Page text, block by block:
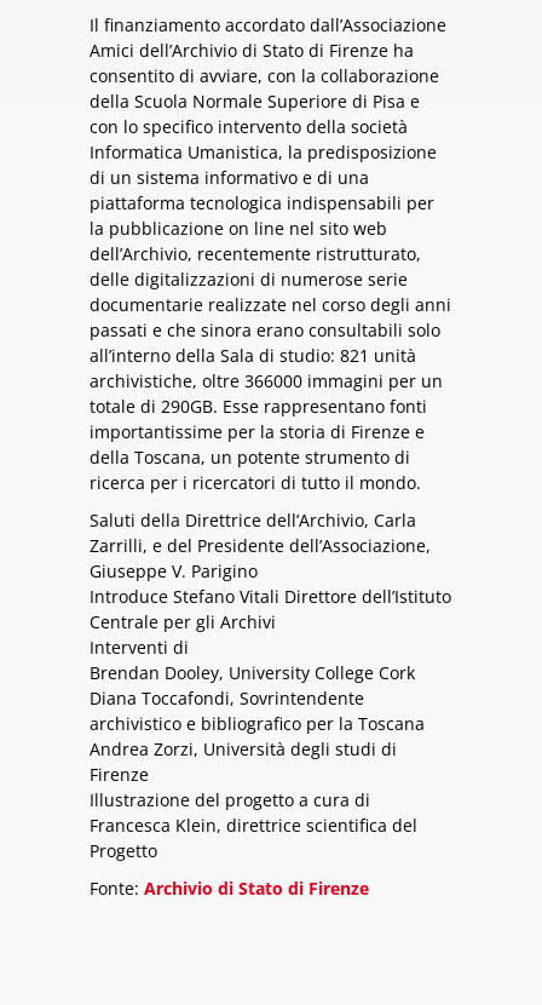
Il finanziamento accordato dall’Associazione
Amici dell’Archivio di Stato di Firenze ha
consentito di avviare, con la collaborazione
della Scuola Normale Superiore di Pisa e
con lo specifico intervento della società
Informatica Umanistica, la predisposizione
di un sistema informativo e di una
piattaforma tecnologica indispensabili per
la pubblicazione on line nel sito web
dell’Archivio, recentemente ristrutturato,
delle digitalizzazioni di numerose serie
documentarie realizzate nel corso degli anni
passati e che sinora erano consultabili solo
all’interno della Sala di studio: 821 unità
archivistiche, oltre 366000 immagini per un
totale di 290GB. Esse rappresentano fonti
importantissime per la storia di Firenze e
della Toscana, un potente strumento di
ricerca per i ricercatori di tutto il mondo.
Saluti della Direttrice dell’Archivio, Carla
Zarrilli, e del Presidente dell’Associazione,
Giuseppe V. Parigino
Introduce Stefano Vitali Direttore dell’Istituto
Centrale per gli Archivi
Interventi di
Brendan Dooley, University College Cork
Diana Toccafondi, Sovrintendente
archivistico e bibliografico per la Toscana
Andrea Zorzi, Università degli studi di
Firenze
Illustrazione del progetto a cura di
Francesca Klein, direttrice scientifica del
Progetto
Fonte: Archivio di Stato di Firenze